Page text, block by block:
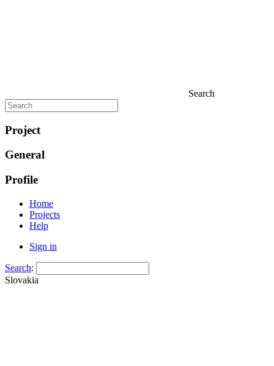
Search
Project
General
Profile
Home
Projects
Help
Sign in
Search:
Slovakia